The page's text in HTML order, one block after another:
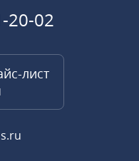
20-02
лист